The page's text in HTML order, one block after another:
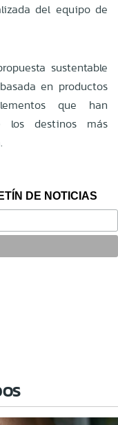
del equipo de
sustentable
en productos
que han
destinos más
DE NOTICIAS